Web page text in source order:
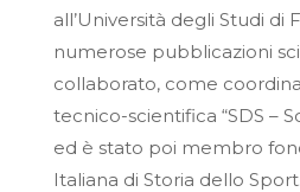
all’Università degli Studi di
numerose pubblicazioni
collaborato, come
tecnico-scientifica “SDS –
ed è stato poi membro
Italiana di Storia dello